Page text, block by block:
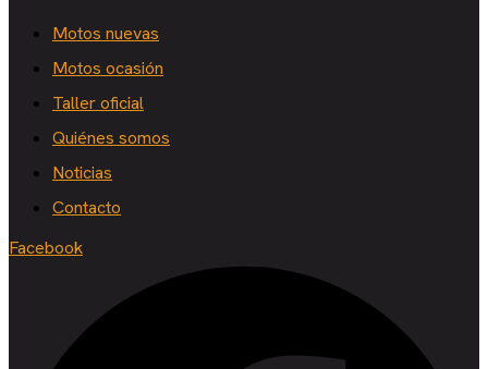
Motos nuevas
Motos ocasión
Taller oficial
Quiénes somos
Noticias
Contacto
Facebook